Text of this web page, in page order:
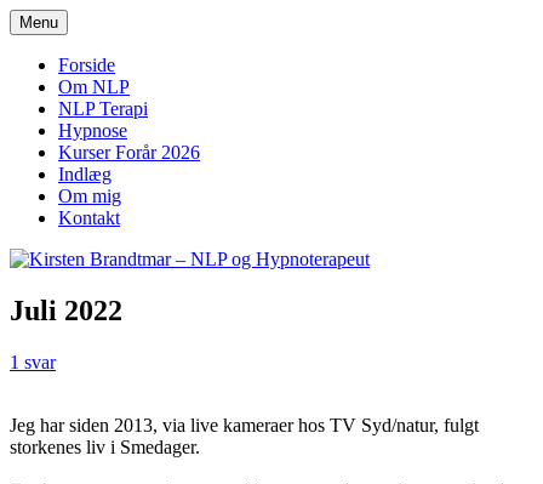
Hop
til
indhold
Kirsten Brandtmar – NLP og
Hypnoterapeut
Menu
Forside
Om NLP
NLP Terapi
Hypnose
Kurser Forår 2026
Indlæg
Om mig
Kontakt
Juli 2022
1 svar
Jeg har siden 2013, via live kameraer hos TV Syd/natur, fulgt
storkenes liv i Smedager.